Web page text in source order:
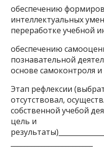
обеспечению
интеллектуальных
переработке учебной
обеспечению
познавательной
основе самоконтроля
Этап рефлексии
отсутствовал,
собственной учебой
цель и